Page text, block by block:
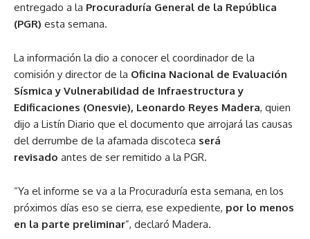
entregado a la Procuraduría General de la República
(PGR) esta semana.
La información la dio a conocer el coordinador de la
comisión y director de la Oficina Nacional de Evaluación
Sísmica y Vulnerabilidad de Infraestructura y
Edificaciones (Onesvie), Leonardo Reyes Madera, quien
dijo a Listín Diario que el documento que arrojará las causas
del derrumbe de la afamada discoteca será
revisado antes de ser remitido a la PGR.
“Ya el informe se va a la Procuraduría esta semana, en los
próximos días eso se cierra, ese expediente, por lo menos
en la parte preliminar”, declaró Madera.